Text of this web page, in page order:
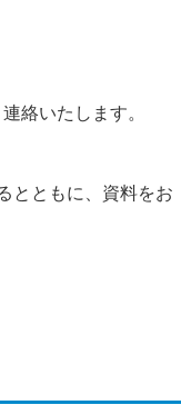
絡いたします。
とともに、資料をお